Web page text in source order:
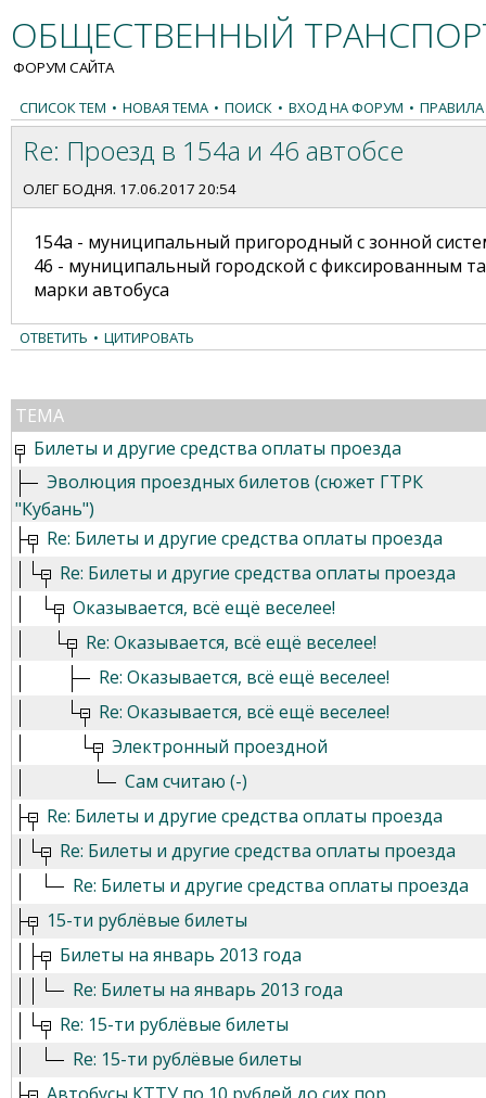
ОБЩЕСТВЕННЫЙ
ФОРУМ САЙТА
СПИСОК ТЕМ • НОВАЯ ТЕМА • ПОИСК • ВХОД НА ФОРУМ •
Re: Проезд в 154а и 46 автобсе
ОЛЕГ БОДНЯ. 17.06.2017 20:54
154а - муниципальный пригородный с зонной
46 - муниципальный городской с фиксированным
марки автобуса
ОТВЕТИТЬ • ЦИТИРОВАТЬ
ТЕМА
Билеты и другие средства оплаты проезда
Эволюция проездных билетов (сюжет ГТРК
"Кубань")
Re: Билеты и другие средства оплаты проезда
Re: Билеты и другие средства оплаты проезда
Оказывается, всё ещё веселее!
Re: Оказывается, всё ещё веселее!
Re: Оказывается, всё ещё веселее!
Re: Оказывается, всё ещё веселее!
Электронный проездной
Сам считаю (-)
Re: Билеты и другие средства оплаты проезда
Re: Билеты и другие средства оплаты проезда
Re: Билеты и другие средства оплаты проезда
15-ти рублёвые билеты
Билеты на январь 2013 года
Re: Билеты на январь 2013 года
Re: 15-ти рублёвые билеты
Re: 15-ти рублёвые билеты